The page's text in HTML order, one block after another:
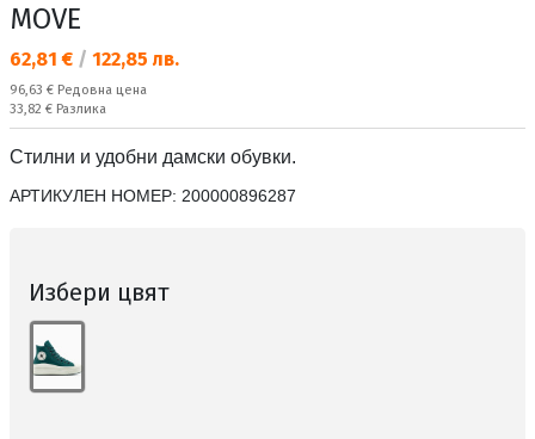
MOVE
Текуща цена:
62,81 € / 122,85 лв.
Редовна цена:
96,63 € Редовна цена
Спестявате:
33,82 € Разлика
Стилни и удобни дамски обувки.
АРТИКУЛЕН НОМЕР: 200000896287
Избери цвят